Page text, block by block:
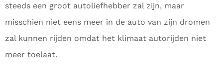
steeds een groot autoliefhebber zal zijn, maar
misschien niet eens meer in de auto van zijn dromen
zal kunnen rijden omdat het klimaat autorijden niet
meer toelaat.